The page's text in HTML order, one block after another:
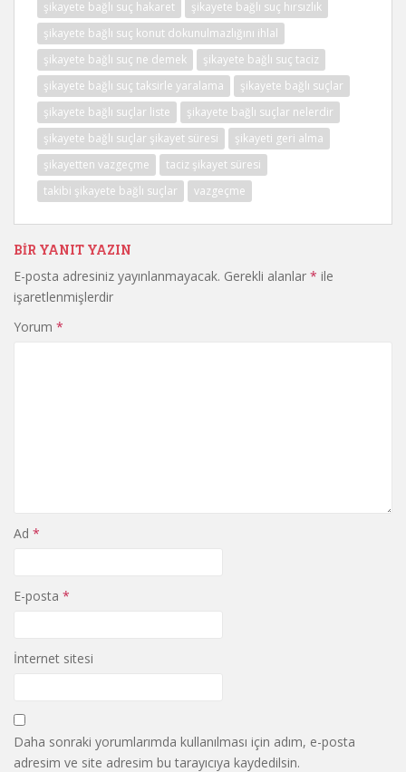
şikayete bağlı suç hakaret
şikayete bağlı suç hırsızlık
şikayete bağlı suç konut dokunulmazlığını ihlal
şikayete bağlı suç ne demek
şikayete bağlı suç taciz
şikayete bağlı suç taksirle yaralama
şikayete bağlı suçlar
şikayete bağlı suçlar liste
şikayete bağlı suçlar nelerdir
şikayete bağlı suçlar şikayet süresi
şikayeti geri alma
şikayetten vazgeçme
taciz şikayet süresi
takibi şikayete bağlı suçlar
vazgeçme
BIR YANIT YAZIN
E-posta adresiniz yayınlanmayacak. Gerekli alanlar * ile
işaretlenmişlerdir
Yorum *
Ad *
E-posta *
İnternet sitesi
Daha sonraki yorumlarımda kullanılması için adım, e-posta
adresim ve site adresim bu tarayıcıya kaydedilsin.